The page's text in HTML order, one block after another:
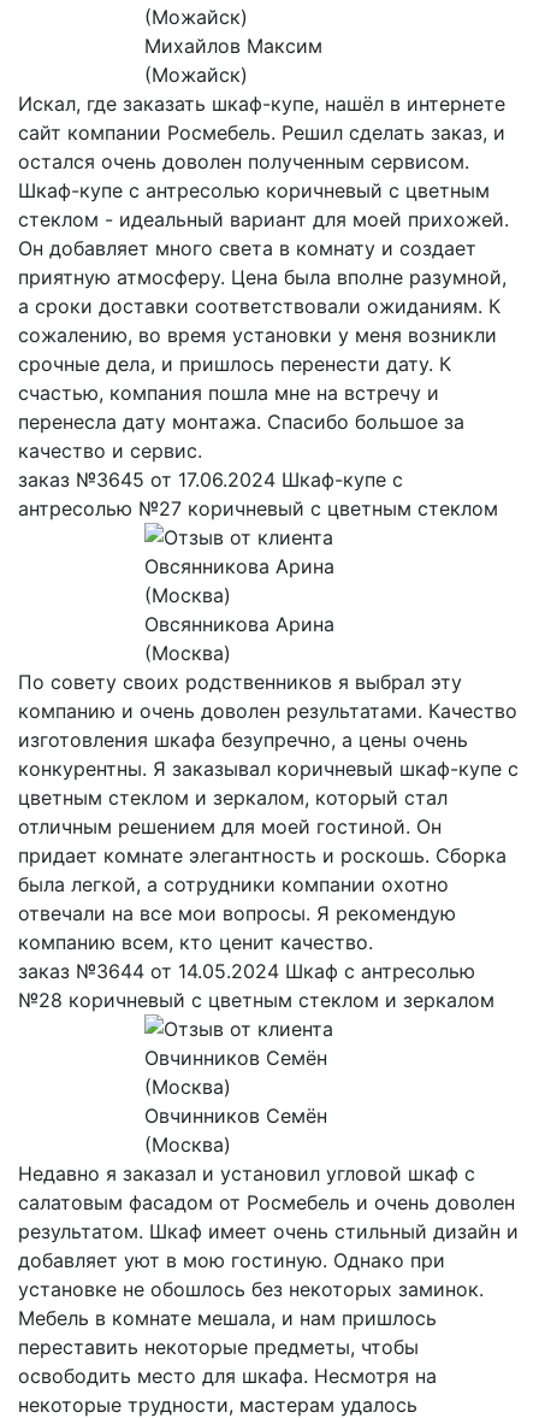
Михайлов Максим
(Можайск)
Искал, где заказать шкаф-купе, нашёл в интернете
сайт компании Росмебель. Решил сделать заказ, и
остался очень доволен полученным сервисом.
Шкаф-купе с антресолью коричневый с цветным
стеклом - идеальный вариант для моей прихожей.
Он добавляет много света в комнату и создает
приятную атмосферу. Цена была вполне разумной,
а сроки доставки соответствовали ожиданиям. К
сожалению, во время установки у меня возникли
срочные дела, и пришлось перенести дату. К
счастью, компания пошла мне на встречу и
перенесла дату монтажа. Спасибо большое за
качество и сервис.
заказ №3645 от 17.06.2024 Шкаф-купе с
антресолью №27 коричневый с цветным стеклом
Овсянникова Арина
(Москва)
По совету своих родственников я выбрал эту
компанию и очень доволен результатами. Качество
изготовления шкафа безупречно, а цены очень
конкурентны. Я заказывал коричневый шкаф-купе с
цветным стеклом и зеркалом, который стал
отличным решением для моей гостиной. Он
придает комнате элегантность и роскошь. Сборка
была легкой, а сотрудники компании охотно
отвечали на все мои вопросы. Я рекомендую
компанию всем, кто ценит качество.
заказ №3644 от 14.05.2024 Шкаф с антресолью
№28 коричневый с цветным стеклом и зеркалом
Овчинников Семён
(Москва)
Недавно я заказал и установил угловой шкаф с
салатовым фасадом от Росмебель и очень доволен
результатом. Шкаф имеет очень стильный дизайн и
добавляет уют в мою гостиную. Однако при
установке не обошлось без некоторых заминок.
Мебель в комнате мешала, и нам пришлось
переставить некоторые предметы, чтобы
освободить место для шкафа. Несмотря на
некоторые трудности, мастерам удалось